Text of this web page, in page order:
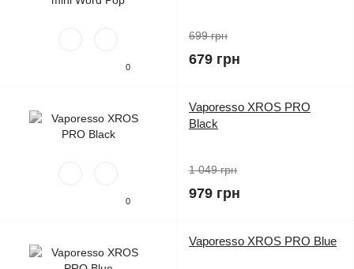
0
699 грн
679 грн
0
Vaporesso XROS PRO
Black
1 049 грн
979 грн
Vaporesso XROS PRO Blue